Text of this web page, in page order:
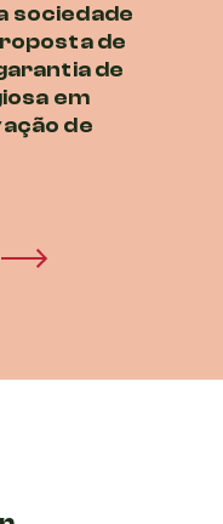
sociedade
de
de
em
de